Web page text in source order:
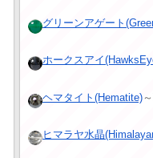
グリーンアゲート
ホークスアイ
ヘマタイト(Hematite)
ヒマラヤ水晶